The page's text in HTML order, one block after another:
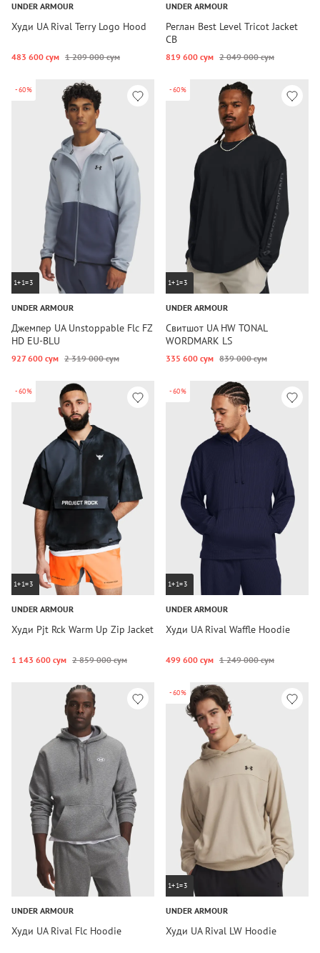
UNDER ARMOUR
Худи UA Rival Terry Logo Hood
483 600 сум 1 209 000 сум
UNDER ARMOUR
Реглан Best Level Tricot Jacket
CB
819 600 сум 2 049 000 сум
-60%
1+1=3
UNDER ARMOUR
Джемпер UA Unstoppable Flc FZ
HD EU-BLU
927 600 сум 2 319 000 сум
-60%
1+1=3
UNDER ARMOUR
Свитшот UA HW TONAL
WORDMARK LS
335 600 сум 839 000 сум
-60%
1+1=3
UNDER ARMOUR
Худи Pjt Rck Warm Up Zip Jacket
1 143 600 сум 2 859 000 сум
-60%
1+1=3
UNDER ARMOUR
Худи UA Rival Waffle Hoodie
499 600 сум 1 249 000 сум
UNDER ARMOUR
Худи UA Rival Flc Hoodie
-60%
1+1=3
UNDER ARMOUR
Худи UA Rival LW Hoodie